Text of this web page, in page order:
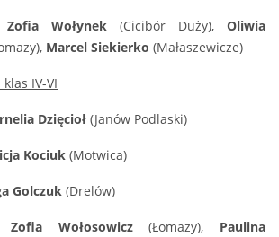
Zofia Wołynek (Cicibór Duży), Oliwia
Marcel Siekierko (Małaszewicze)
IV-VI
Dzięcioł (Janów Podlaski)
Kociuk (Motwica)
Golczuk (Drelów)
Zofia Wołosowicz(Łomazy), Paulina